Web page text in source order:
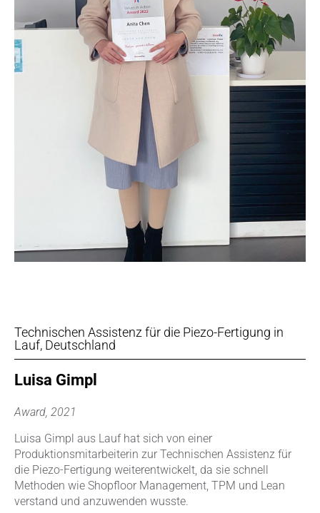
Technischen Assistenz für die Piezo-Fertigung in
Lauf, Deutschland
Luisa Gimpl
Award, 2021
Luisa Gimpl aus Lauf hat sich von einer
Produktionsmitarbeiterin zur Technischen Assistenz für
die Piezo-Fertigung weiterentwickelt, da sie schnell
Methoden wie Shopfloor Management, TPM und Lean
verstand und anzuwenden wusste.